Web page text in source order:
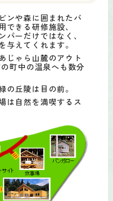
ンや森に囲まれたバ
できる研修施設、
パーだけではなく、
与えてくれます。
じゃら山麓のアウト
町中の温泉へも数分
の丘陵は目の前。
は自然を満喫するス